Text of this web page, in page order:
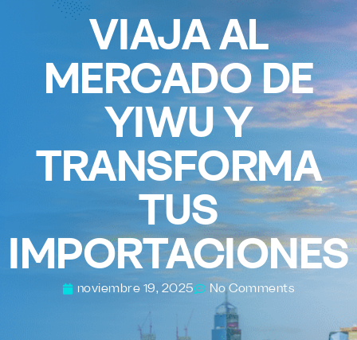
VIAJA AL
MERCADO DE
YIWU Y
TRANSFORMA
TUS
IMPORTACIONES
noviembre 19, 2025 No Comments